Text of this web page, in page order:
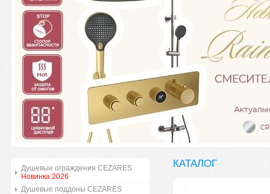
Душевые ограждения CEZARES
Новинка 2026
Душевые поддоны CEZARES
КАТАЛОГ